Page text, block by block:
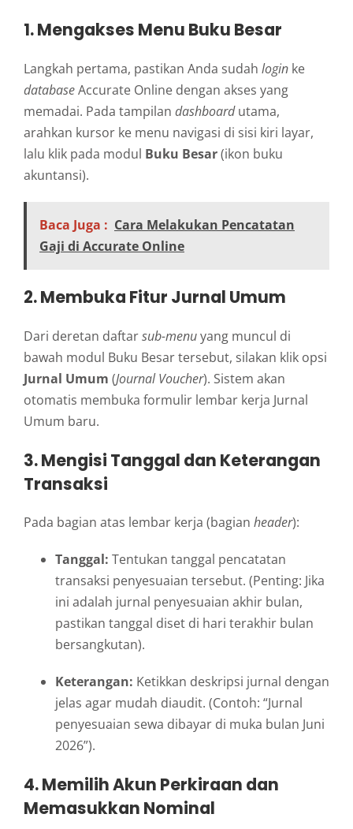
1. Mengakses Menu Buku Besar
Langkah pertama, pastikan Anda sudah login ke
databaseAccurate Online dengan akses yang
memadai. Pada tampilan dashboardutama,
arahkan kursor ke menu navigasi di sisi kiri layar,
lalu klik pada modul Buku Besar(ikon buku
akuntansi).
Baca Juga : Cara Melakukan Pencatatan
Gaji di Accurate Online
2. Membuka Fitur Jurnal Umum
Dari deretan daftarsub-menuyang muncul di
bawah modul Buku Besar tersebut, silakan klik opsi
Jurnal Umum (Journal Voucher). Sistem akan
otomatis membuka formulir lembar kerja Jurnal
Umum baru.
3. Mengisi Tanggal dan Keterangan
Transaksi
Pada bagian atas lembar kerja (bagian header):
Tanggal: Tentukan tanggal pencatatan
transaksi penyesuaian tersebut. (Penting: Jika
ini adalah jurnal penyesuaian akhir bulan,
pastikan tanggal diset di hari terakhir bulan
bersangkutan).
Keterangan: Ketikkan deskripsi jurnal dengan
jelas agar mudah diaudit. (Contoh: “Jurnal
penyesuaian sewa dibayar di muka bulan Juni
2026”).
4. Memilih Akun Perkiraan dan
Memasukkan Nominal